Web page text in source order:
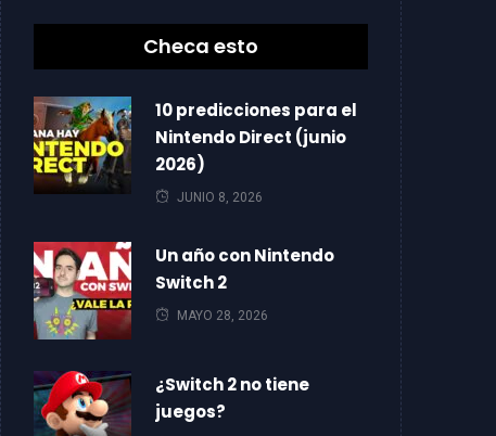
Checa esto
10 predicciones para el
Nintendo Direct (junio
2026)
JUNIO 8, 2026
Un año con Nintendo
Switch 2
MAYO 28, 2026
¿Switch 2 no tiene
juegos?